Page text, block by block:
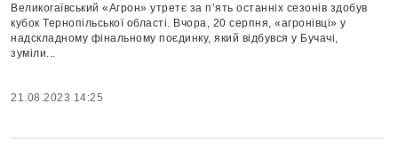
Великогаївський «Агрон» утретє за п’ять останніх сезонів здобув
кубок Тернопільської області. Вчора, 20 серпня, «агронівці» у
надскладному фінальному поєдинку, який відбувся у Бучачі,
зуміли...
21.08.2023 14:25